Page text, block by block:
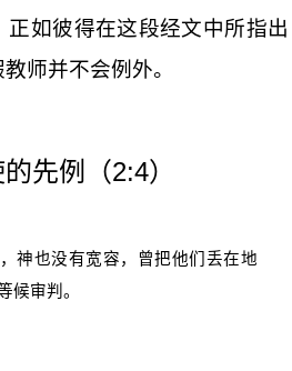
如彼得在这段经文中所指出
师并不会例外。
先例（2:4）
神也没有宽容，曾把他们丢在地
候审判。